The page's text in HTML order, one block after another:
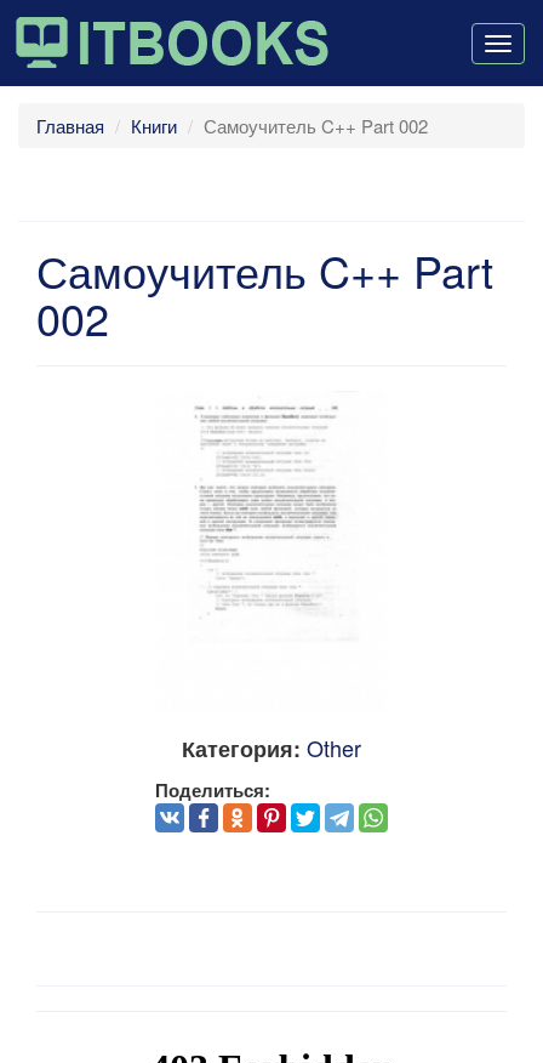
Главная Книги Самоучитель C++ Part 002
Самоучитель C++ Part
002
Категория: Other
Поделиться: